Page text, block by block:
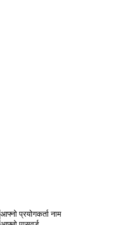
आफ्नो प्रयोगकर्ता नाम